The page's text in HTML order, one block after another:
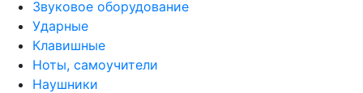
Звуковое оборудование
Ударные
Клавишные
Ноты, самоучители
Наушники